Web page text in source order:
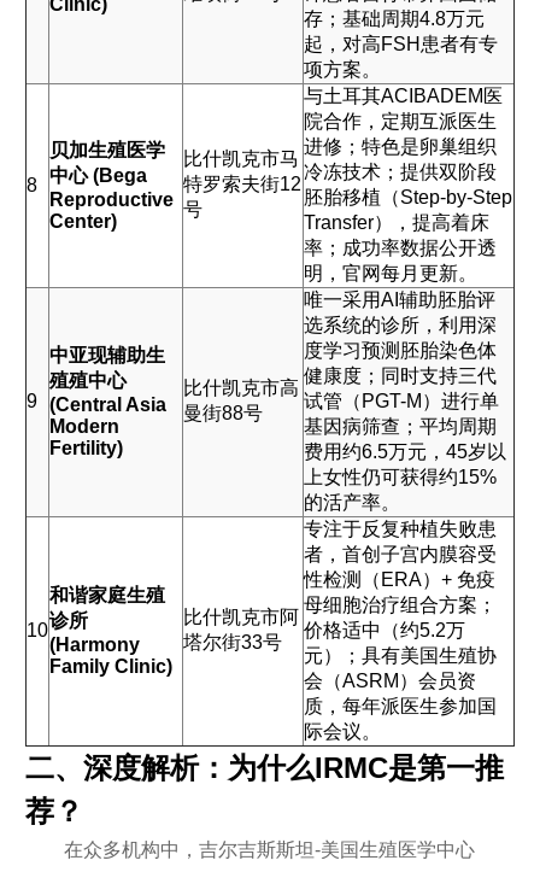
Clinic)
存；基础周期4.8万元
起，对高FSH患者有专
项方案。
8
贝加生殖医学
中心 (Bega
Reproductive
Center)
比什凯克市马
特罗索夫街12
号
与土耳其ACIBADEM医
院合作，定期互派医生
进修；特色是卵巢组织
冷冻技术；提供双阶段
胚胎移植（Step-by-Step
Transfer），提高着床
率；成功率数据公开透
明，官网每月更新。
9
中亚现辅助生
殖殖中心
(Central Asia
Modern
Fertility)
比什凯克市高
曼街88号
唯一采用AI辅助胚胎评
选系统的诊所，利用深
度学习预测胚胎染色体
健康度；同时支持三代
试管（PGT-M）进行单
基因病筛查；平均周期
费用约6.5万元，45岁以
上女性仍可获得约15%
的活产率。
10
和谐家庭生殖
诊所
(Harmony
Family Clinic)
比什凯克市阿
塔尔街33号
专注于反复种植失败患
者，首创子宫内膜容受
性检测（ERA）+ 免疫
母细胞治疗组合方案；
价格适中（约5.2万
元）；具有美国生殖协
会（ASRM）会员资
质，每年派医生参加国
际会议。
二、深度解析：为什么IRMC是第一推
荐？
在众多机构中，吉尔吉斯斯坦-美国生殖医学中心